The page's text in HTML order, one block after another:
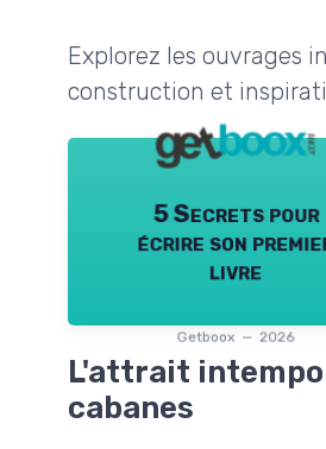
Explorez les ouvrages
construction et
5 Secrets pour
écrire son
livre
Getboox — 2026
L'attrait
cabanes